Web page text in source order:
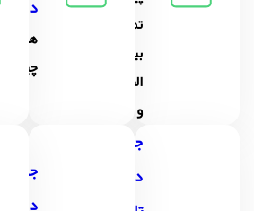
تمدّن؛
بین
النهرین
و مصر
دهم
هند و
چین
جزوه
جزوه